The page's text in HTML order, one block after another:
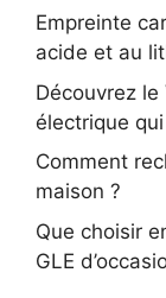
Empreinte
acide et au
Découvrez le
électrique
Comment
maison ?
Que choisir
GLE